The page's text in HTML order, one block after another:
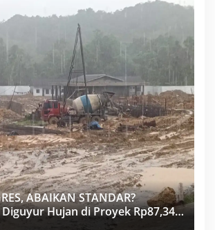
ABAIKAN STANDAR?
Hujan di Proyek Rp87,34
Nias, Konsultan, Pengawas dan